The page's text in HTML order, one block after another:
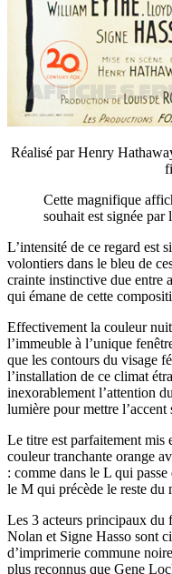
Réalisé par Henry
Cette magnifique
souhait est signée
L’intensité de ce regard est
volontiers dans le bleu de
crainte instinctive due entre
qui émane de cette
Effectivement la couleur
l’immeuble à l’unique
que les contours du visage
l’installation de ce climat
inexorablement l’attention
lumière pour mettre
Le titre est parfaitement mis
couleur tranchante orange
: comme dans le L qui
le M qui précède le reste du
Les 3 acteurs principaux
Nolan et Signe Hasso sont
d’imprimerie commune
plus reconnus que Gene